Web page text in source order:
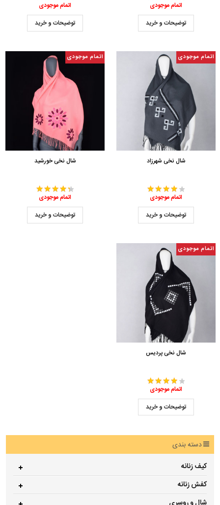
اتمام موجودی
توضیحات و خرید
اتمام موجودی
توضیحات و خرید
اتمام موجودی
شال نخی شهرزاد
اتمام موجودی
توضیحات و خرید
اتمام موجودی
شال نخی خورشید
اتمام موجودی
توضیحات و خرید
اتمام موجودی
شال نخی پردیس
اتمام موجودی
توضیحات و خرید
دسته بندی
کیف زنانه
کفش زنانه